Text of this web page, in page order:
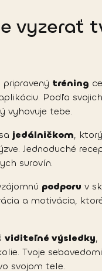
vyzerať
pripravený tréning
Podľa
vyhovuje tebe.
jedálničkom,
Jednoduché
surovín.
podporu v
a motivácia,
viditeľné výsledky,
Tvoje
svojom tele.